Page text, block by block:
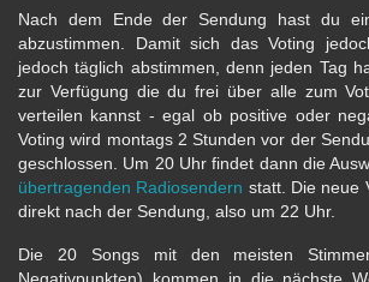
Nach dem Ende der Sendung hast du
abzustimmen. Damit sich das Voting
jedoch täglich abstimmen, denn jeden Tag
zur Verfügung die du frei über alle zum
verteilen kannst - egal ob positive oder
Voting wird montags 2 Stunden vor der
geschlossen. Um 20 Uhr findet dann die
übertragenden Radiosendern statt. Die neue
direkt nach der Sendung, also um 22 Uhr.
Die 20 Songs mit den meisten